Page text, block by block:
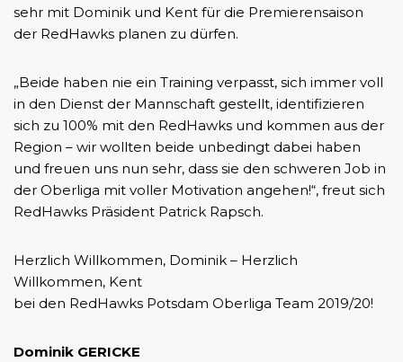
sehr mit Dominik und Kent für die Premierensaison
der RedHawks planen zu dürfen.
„Beide haben nie ein Training verpasst, sich immer voll
in den Dienst der Mannschaft gestellt, identifizieren
sich zu 100% mit den RedHawks und kommen aus der
Region – wir wollten beide unbedingt dabei haben
und freuen uns nun sehr, dass sie den schweren Job in
der Oberliga mit voller Motivation angehen!“, freut sich
RedHawks Präsident Patrick Rapsch.
Herzlich Willkommen, Dominik – Herzlich
Willkommen, Kent
bei den RedHawks Potsdam Oberliga Team 2019/20!
Dominik GERICKE